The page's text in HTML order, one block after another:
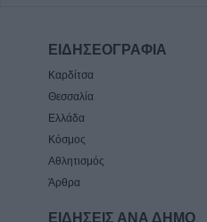
ΕΙΔΗΣΕΟΓΡΑΦΙΑ
Καρδίτσα
Θεσσαλία
Ελλάδα
Κόσμος
Αθλητισμός
Άρθρα
ΕΙΔΗΣΕΙΣ ΑΝΑ ΔΗΜΟ